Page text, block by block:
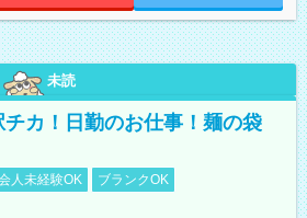
未読
カ！日勤のお仕事！麺の袋
人未経験OK
ブランクOK